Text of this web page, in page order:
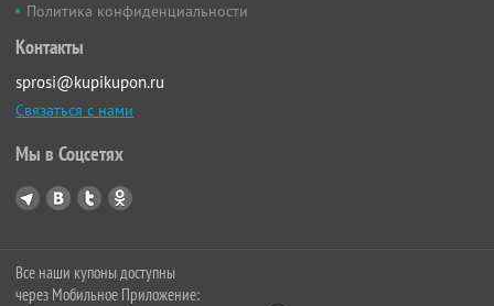
Политика конфиденциальности
Контакты
sprosi@kupikupon.ru
Связаться с нами
Мы в Соцсетях
Все наши купоны доступны
через Мобильное Приложение: